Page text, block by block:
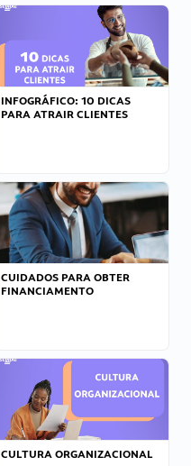
INFOGRÁFICO: 10 DICAS
PARA ATRAIR CLIENTES
CUIDADOS PARA OBTER
FINANCIAMENTO
CULTURA ORGANIZACIONAL